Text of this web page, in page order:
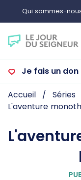
Qui sommes-
Je fais un don
Accueil Séries
L'aventure